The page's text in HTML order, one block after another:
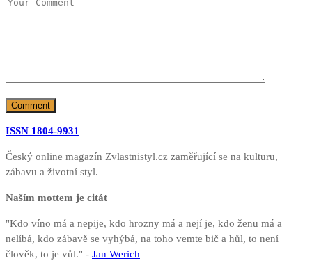
ISSN 1804-9931
Český online magazín Zvlastnistyl.cz zaměřující se na kulturu,
zábavu a životní styl.
Naším mottem je citát
"Kdo víno má a nepije, kdo hrozny má a nejí je, kdo ženu má a
nelíbá, kdo zábavě se vyhýbá, na toho vemte bič a hůl, to není
člověk, to je vůl." - Jan Werich